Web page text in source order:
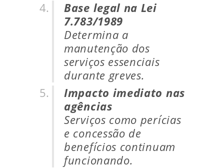
Base legal na Lei
7.783/1989
Determina a
manutenção dos
serviços essenciais
durante greves.
Impacto imediato nas
agências
Serviços como perícias
e concessão de
benefícios continuam
funcionando.